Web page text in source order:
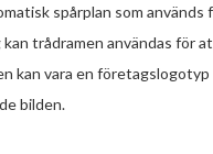
spårplan som
trådramen användas för
kan vara en
bilden.